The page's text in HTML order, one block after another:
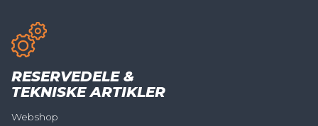
RESERVEDELE &
TEKNISKE ARTIKLER
Webshop